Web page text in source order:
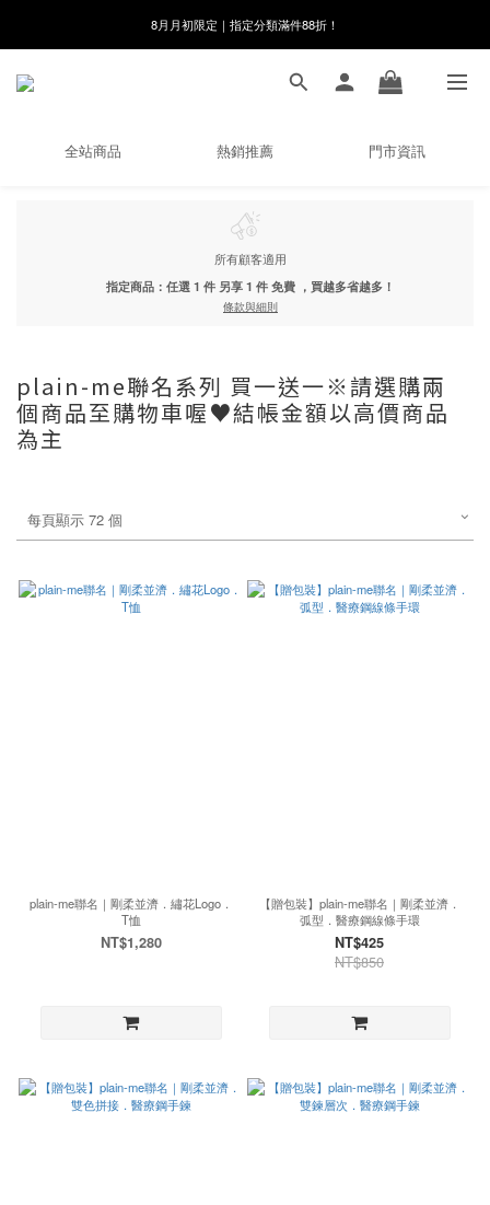
8月月初限定｜指定分類滿件88折！
8月月初限定｜指定分類滿件88折！
線在，好事發生｜祈願新品 第2件享9折
全站商品 熱銷推薦 門市資訊
所有顧客適用
指定商品：任選 1 件 另享 1 件 免費 ，買越多省越多！
條款與細則
plain-me聯名系列 買一送一※請選購兩
個商品至購物車喔♥結帳金額以高價商品
為主
每頁顯示 72 個
plain-me聯名｜剛柔並濟．繡花Logo．
T恤
NT$1,280
【贈包裝】plain-me聯名｜剛柔並濟．
弧型．醫療鋼線條手環
NT$425
NT$850